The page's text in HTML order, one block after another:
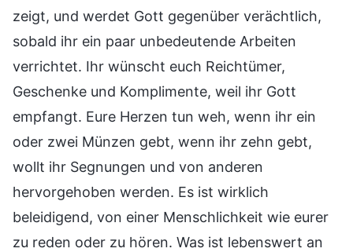
zeigt, und werdet Gott gegenüber verächtlich,
sobald ihr ein paar unbedeutende Arbeiten
verrichtet. Ihr wünscht euch Reichtümer,
Geschenke und Komplimente, weil ihr Gott
empfangt. Eure Herzen tun weh, wenn ihr ein
oder zwei Münzen gebt, wenn ihr zehn gebt,
wollt ihr Segnungen und von anderen
hervorgehoben werden. Es ist wirklich
beleidigend, von einer Menschlichkeit wie eurer
zu reden oder zu hören. Was ist lebenswert an